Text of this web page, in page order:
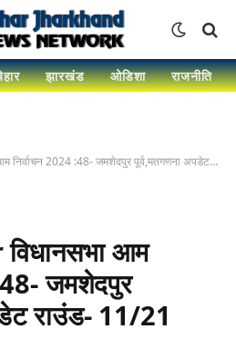
झारखंड ओडिशा राजनीति
2024 :48- जमशेदपुर पूर्व,मतगणना अपडेट राउंड- 11/21
आम
जमशेदपुर
राउंड- 11/21